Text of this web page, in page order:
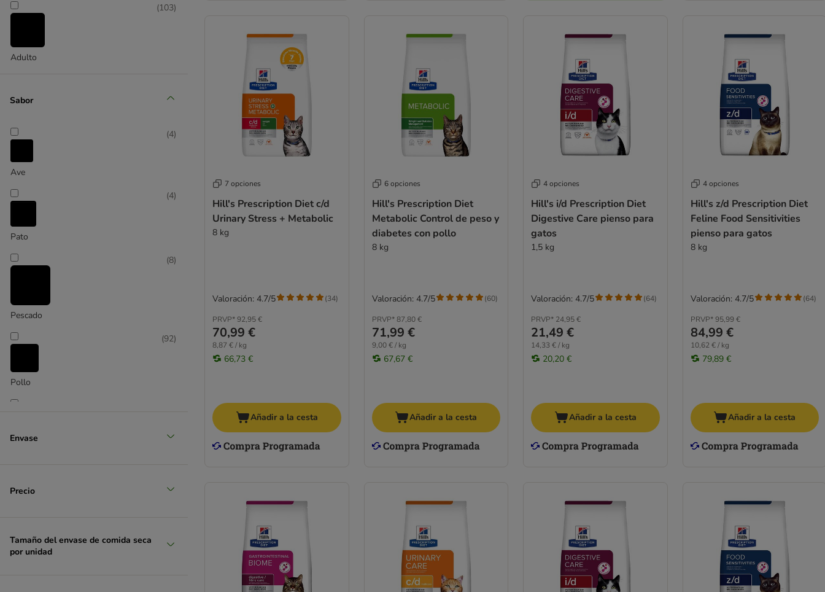
Carnilove
Crave
Dogs'n Tiger
Felix
Forza10
PURINA Friskies
Greenwoods
IAMS
Leonardo
Lily's Kitchen
Markus-Mühle
Monge
Nutrivet
Perfect Fit
Purina Pro Plan
Rosie's Farm
Adulto
(103)
Sabor
Ave
(4)
Pato
(4)
Pescado
(8)
Pollo
(92)
Verdura
Envase
Precio
Tamaño del envase de comida seca
por unidad
7 opciones
Hill's Prescription Diet c/d
Urinary Stress + Metabolic
8 kg
PRVP*92,95 €
70,99 €
8,87 € / kg
66,73 €
Valoración: 4.7/5 (34)
Añadir a la cesta
6 opciones
Hill's Prescription Diet
Metabolic Control de peso y
diabetes con pollo
8 kg
PRVP* 87,80 €
71,99 €
9,00 € / kg
67,67 €
Valoración: 4.7/5 (60)
Añadir a la cesta
4 opciones
Hill's i/d Prescription Diet
Digestive Care pienso para
gatos
1,5 kg
PRVP* 24,95 €
21,49 €
14,33 € / kg
20,20 €
Valoración: 4.7/5 (64)
Añadir a la cesta
4 opciones
Hill's z/d Prescription Diet
Feline Food Sensitivities
pienso para gatos
8 kg
PRVP* 95,99 €
84,99 €
10,62 € / kg
79,89 €
Valoración: 4.7/5 (64)
Añadir a la cesta